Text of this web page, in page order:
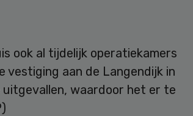
ook al tijdelijk operatiekamers
vestiging aan de Langendijk in
uitgevallen, waardoor het er te